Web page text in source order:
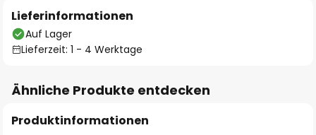
Lieferinformationen
Auf Lager
Lieferzeit: 1 - 4 Werktage
Ähnliche Produkte entdecken
Produktinformationen